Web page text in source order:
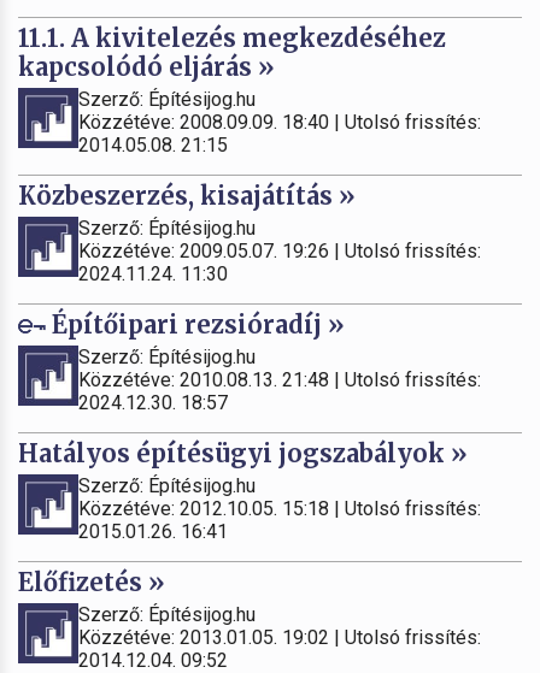
11.1. A kivitelezés megkezdéséhez
kapcsolódó eljárás »
Szerző: Építésijog.hu
Közzétéve: 2008.09.09. 18:40 | Utolsó frissítés:
2014.05.08. 21:15
Közbeszerzés, kisajátítás »
Szerző: Építésijog.hu
Közzétéve: 2009.05.07. 19:26 | Utolsó frissítés:
2024.11.24. 11:30
Építőipari rezsióradíj »
Szerző: Építésijog.hu
Közzétéve: 2010.08.13. 21:48 | Utolsó frissítés:
2024.12.30. 18:57
Hatályos építésügyi jogszabályok »
Szerző: Építésijog.hu
Közzétéve: 2012.10.05. 15:18 | Utolsó frissítés:
2015.01.26. 16:41
Előfizetés »
Szerző: Építésijog.hu
Közzétéve: 2013.01.05. 19:02 | Utolsó frissítés:
2014.12.04. 09:52